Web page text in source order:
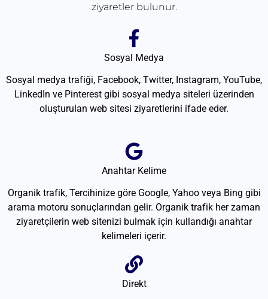
ziyaretler bulunur.
Sosyal Medya
Sosyal medya trafiği, Facebook, Twitter, Instagram, YouTube,
LinkedIn ve Pinterest gibi sosyal medya siteleri üzerinden
oluşturulan web sitesi ziyaretlerini ifade eder.
Anahtar Kelime
Organik trafik, Tercihinize göre Google, Yahoo veya Bing gibi
arama motoru sonuçlarından gelir. Organik trafik her zaman
ziyaretçilerin web sitenizi bulmak için kullandığı anahtar
kelimeleri içerir.
Direkt